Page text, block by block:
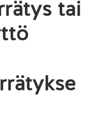
tai